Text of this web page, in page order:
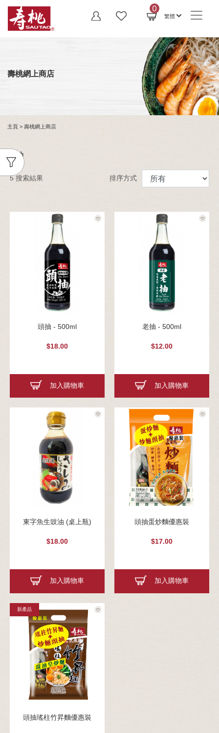
0
繁體
壽桃網上商店
主頁 > 壽桃網上商店
豉油
5 搜索結果 排序方式
頭抽 - 500ml
$18.00
加入購物車
老抽 - 500ml
$12.00
加入購物車
東字魚生豉油 (桌上瓶)
$18.00
加入購物車
頭抽蛋炒麵優惠裝
$17.00
加入購物車
新產品
頭抽瑤柱竹昇麵優惠裝